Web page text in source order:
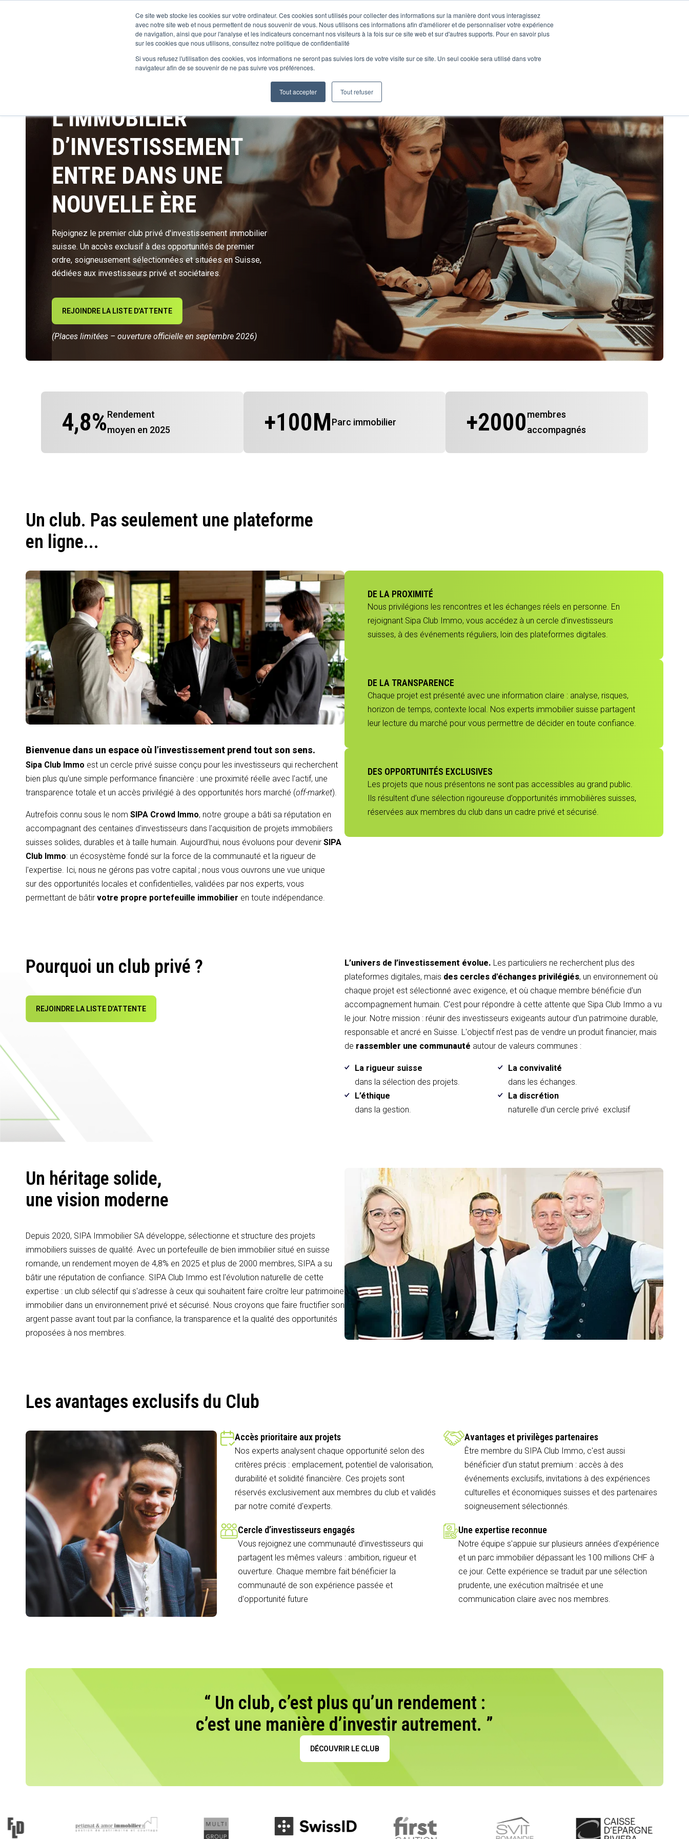
Ce site web stocke les cookies sur votre ordinateur. Ces cookies sont utilisés pour collecter des informations sur la manière dont vous interagissez
avec notre site web et nous permettent de nous souvenir de vous. Nous utilisons ces informations afin d'améliorer et de personnaliser votre expérience
de navigation, ainsi que pour l'analyse et les indicateurs concernant nos visiteurs à la fois sur ce site web et sur d'autres supports. Pour en savoir plus
sur les cookies que nous utilisons, consultez notre politique de confidentialité
Si vous refusez l'utilisation des cookies, vos informations ne seront pas suivies lors de votre visite sur ce site. Un seul cookie sera utilisé dans votre
navigateur afin de se souvenir de ne pas suivre vos préférences.
Tout accepter Tout refuser
Le ClubNos réalisationsActualités
L’IMMOBILIER
D’INVESTISSEMENT
ENTRE DANS UNE
NOUVELLE ÈRE
Rejoignez le premier club privé d'investissement immobilier
suisse. Un accès exclusif à des opportunités de premier
ordre, soigneusement sélectionnées et situées en Suisse,
dédiées aux investisseurs privé et sociétaires.
REJOINDRE LA LISTE D’ATTENTE
(Places limitées – ouverture officielle en septembre 2026)
4,8%Rendement
moyen en 2025
+100MParc immobilier +2000membres
accompagnés
Un club. Pas seulement une plateforme
en ligne...
Bienvenue dans un espace où l’investissement prend tout son sens.
Sipa Club Immo est un cercle privé suisse conçu pour les investisseurs qui recherchent
bien plus qu'une simple performance financière : une proximité réelle avec l'actif, une
transparence totale et un accès privilégié à des opportunités hors marché (off-market).
Autrefois connu sous le nom SIPA Crowd Immo, notre groupe a bâti sa réputation en
accompagnant des centaines d'investisseurs dans l'acquisition de projets immobiliers
suisses solides, durables et à taille humain. Aujourd’hui, nous évoluons pour devenir SIPA
Club Immo: un écosystème fondé sur la force de la communauté et la rigueur de
l'expertise. Ici, nous ne gérons pas votre capital ; nous vous ouvrons une vue unique
sur des opportunités locales et confidentielles, validées par nos experts, vous
permettant de bâtir votre propre portefeuille immobilier en toute indépendance.
DE LA PROXIMITÉ
Nous privilégions les rencontres et les échanges réels en personne. En
rejoignant Sipa Club Immo, vous accédez à un cercle d’investisseurs
suisses, à des événements réguliers, loin des plateformes digitales.
DE LA TRANSPARENCE
Chaque projet est présenté avec une information claire : analyse, risques,
horizon de temps, contexte local. Nos experts immobilier suisse partagent
leur lecture du marché pour vous permettre de décider en toute confiance.
DES OPPORTUNITÉS EXCLUSIVES
Les projets que nous présentons ne sont pas accessibles au grand public.
Ils résultent d’une sélection rigoureuse d’opportunités immobilières suisses,
réservées aux membres du club dans un cadre privé et sécurisé.
Pourquoi un club privé ?
REJOINDRE LA LISTE D’ATTENTE
L’univers de l’investissement évolue. Les particuliers ne recherchent plus des
plateformes digitales, mais des cercles d'échanges privilégiés, un environnement où
chaque projet est sélectionné avec exigence, et où chaque membre bénéficie d'un
accompagnement humain. C'est pour répondre à cette attente que Sipa Club Immo a vu
le jour. Notre mission : réunir des investisseurs exigeants autour d'un patrimoine durable,
responsable et ancré en Suisse. L'objectif n'est pas de vendre un produit financier, mais
de rassembler une communauté autour de valeurs communes :
La rigueur suisse
dans la sélection des projets.
La convivalité
dans les échanges.
L’éthique
dans la gestion.
La discrétion
naturelle d'un cercle privé exclusif
Un héritage solide,
une vision moderne
Depuis 2020, SIPA Immobilier SA développe, sélectionne et structure des projets
immobiliers suisses de qualité. Avec un portefeuille de bien immobilier situé en suisse
romande, un rendement moyen de 4,8% en 2025 et plus de 2000 membres, SIPA a su
bâtir une réputation de confiance. SIPA Club Immo est l'évolution naturelle de cette
expertise : un club sélectif qui s'adresse à ceux qui souhaitent faire croître leur patrimoine
immobilier dans un environnement privé et sécurisé. Nous croyons que faire fructifier son
argent passe avant tout par la confiance, la transparence et la qualité des opportunités
proposées à nos membres.
Les avantages exclusifs du Club
Accès prioritaire aux projets
Nos experts analysent chaque opportunité selon des
critères précis : emplacement, potentiel de valorisation,
durabilité et solidité financière. Ces projets sont
réservés exclusivement aux membres du club et validés
par notre comité d'experts.
Avantages et privilèges partenaires
Être membre du SIPA Club Immo, c'est aussi
bénéficier d'un statut premium : accès à des
événements exclusifs, invitations à des expériences
culturelles et économiques suisses et des partenaires
soigneusement sélectionnés.
Cercle d’investisseurs engagés
Vous rejoignez une communauté d'investisseurs qui
partagent les mêmes valeurs : ambition, rigueur et
ouverture. Chaque membre fait bénéficier la
communauté de son expérience passée et
d'opportunité future
Une expertise reconnue
Notre équipe s'appuie sur plusieurs années d'expérience
et un parc immobilier dépassant les 100 millions CHF à
ce jour. Cette expérience se traduit par une sélection
prudente, une exécution maîtrisée et une
communication claire avec nos membres.
“ Un club, c’est plus qu’un rendement :
c’est une manière d’investir autrement. ”
DÉCOUVRIR LE CLUB